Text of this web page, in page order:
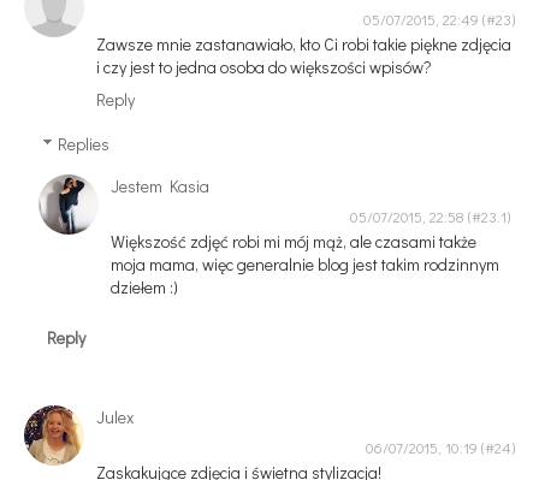
05/07/2015, 22:49
Zawsze mnie zastanawiało, kto Ci robi takie piękne zdjęcia
i czy jest to jedna osoba do większości wpisów?
Reply
Replies
Jestem Kasia
05/07/2015, 22:58
Większość zdjęć robi mi mój mąż, ale czasami także
moja mama, więc generalnie blog jest takim rodzinnym
dziełem :)
Reply
Julex
06/07/2015, 10:19
Zaskakujące zdjęcia i świetna stylizacja!